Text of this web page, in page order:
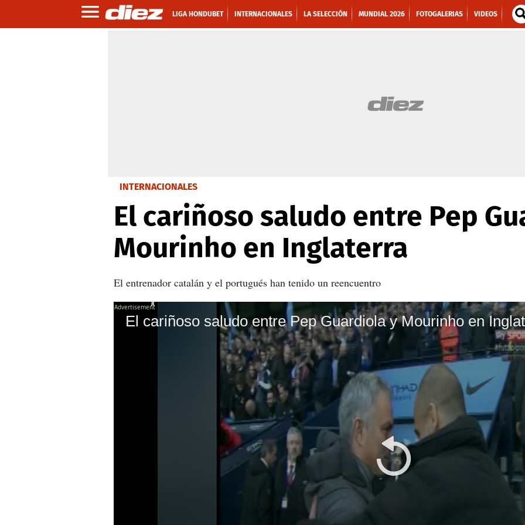
LIGA HONDUBET INTERNACIONALES LA SELECCIÓN MUNDIAL 2026 FOTOGALERIAS VIDEOS
INTERNACIONALES
El cariñoso saludo entre Pep
Mourinho en Inglaterra
El entrenador catalán y el portugués han tenido un reencuentro
El cariñoso saludo entre Pep Guardiola y Mourinho en
X
X
X
X